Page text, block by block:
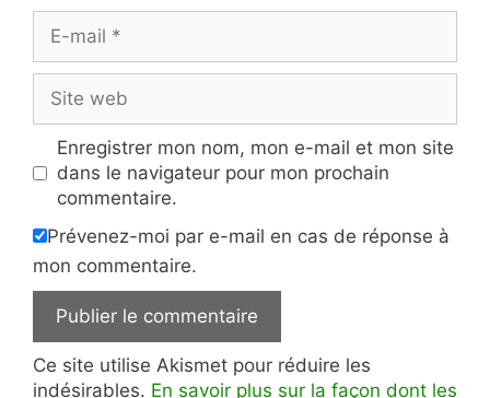
mail
web
Enregistrer mon nom, mon e-mail et mon site
dans le navigateur pour mon prochain
commentaire.
Prévenez-moi par e-mail en cas de réponse à
mon commentaire.
Ce site utilise Akismet pour réduire les
indésirables. En savoir plus sur la façon dont les